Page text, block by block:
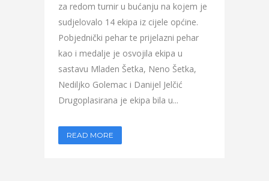
za redom turnir u bućanju na kojem je
sudjelovalo 14 ekipa iz cijele općine.
Pobjednički pehar te prijelazni pehar
kao i medalje je osvojila ekipa u
sastavu Mladen Šetka, Neno Šetka,
Nediljko Golemac i Danijel Jelčić
Drugoplasirana je ekipa bila u...
READ MORE